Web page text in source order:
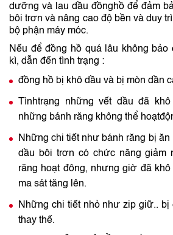
dưỡng và lau dầu đồnghồ để đảm
bôi trơn và nâng cao độ bền và duy
bộ phận máy móc.
Nếu để đồng hồ quá lâu không
kì, dẫn đến tình trạng :
đồng hồ bị khô dầu và bị mòn dần
Tìnhtrạng những vết dầu đã
những bánh răng không thể
Những chi tiết như bánh răng bị
dầu bôi trơn có chức năng giảm
răng hoạt đông, nhưng giờ đã
ma sát tăng lên.
Những chi tiết nhỏ như zip giữ.. bị
thay thế.